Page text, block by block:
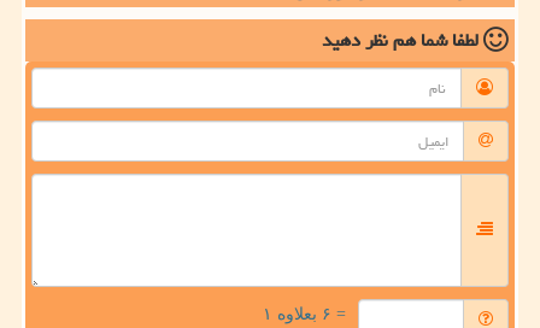
لطفا شما همنظر دهید
= ۶ بعلاوه ۱